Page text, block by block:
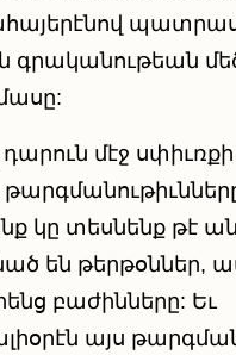
մեծ
դարուն մէջ
կը տեսնենք թէ
են թերթօններ,
բաժինները: Եւ
այս